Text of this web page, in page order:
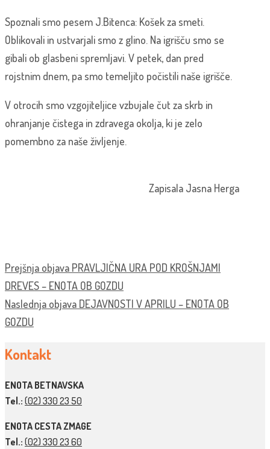
Spoznali smo pesem J.Bitenca: Košek za smeti.
Oblikovali in ustvarjali smo z glino. Na igrišču smo se
gibali ob glasbeni spremljavi. V petek, dan pred
rojstnim dnem, pa smo temeljito počistili naše igrišče.
V otrocih smo vzgojiteljice vzbujale čut za skrb in
ohranjanje čistega in zdravega okolja, ki je zelo
pomembno za naše življenje.
Zapisala Jasna Herga
Prejšnja objava PRAVLJIČNA URA POD KROŠNJAMI
DREVES – ENOTA OB GOZDU
Naslednja objava DEJAVNOSTI V APRILU – ENOTA OB
GOZDU
Kontakt
ENOTA BETNAVSKA
Tel.: (02) 330 23 50
ENOTA CESTA ZMAGE
Tel.: (02) 330 23 60